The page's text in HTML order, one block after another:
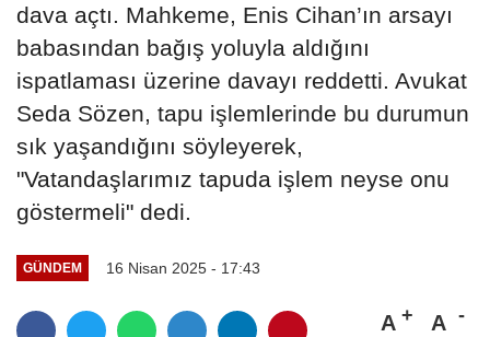
dava açtı. Mahkeme, Enis Cihan’ın arsayı
babasından bağış yoluyla aldığını
ispatlaması üzerine davayı reddetti. Avukat
Seda Sözen, tapu işlemlerinde bu durumun
sık yaşandığını söyleyerek,
"Vatandaşlarımız tapuda işlem neyse onu
göstermeli" dedi.
GÜNDEM 16 Nisan 2025 - 17:43
A A